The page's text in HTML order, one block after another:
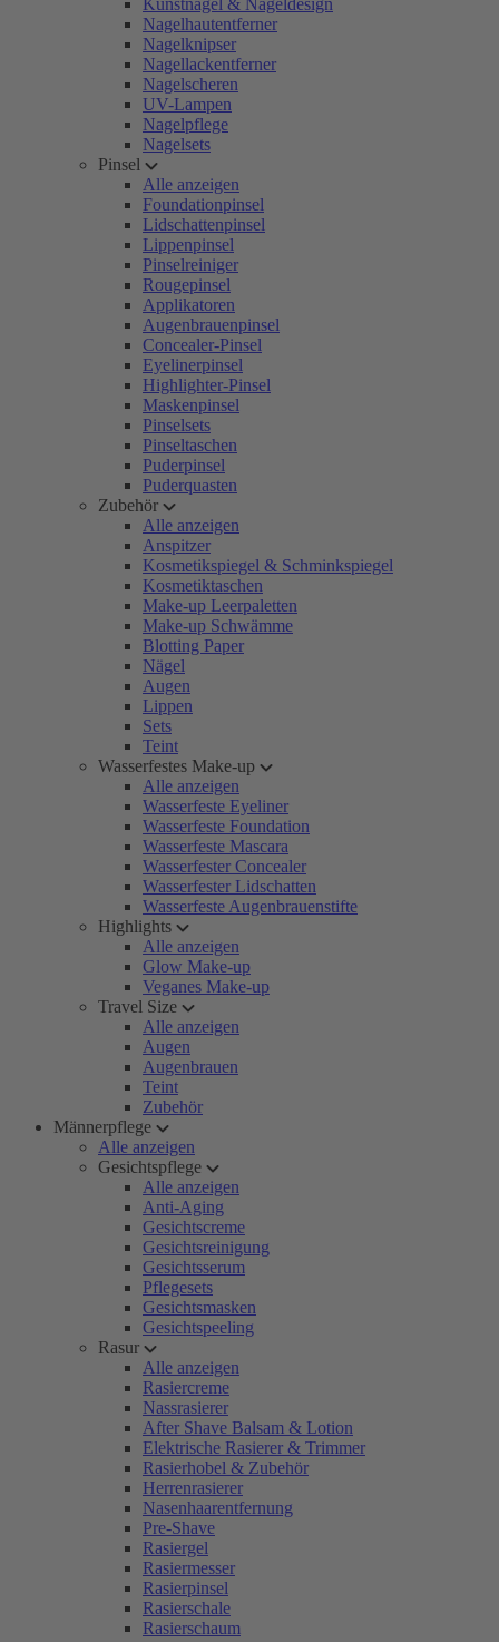
Kunstnägel & Nageldesign
Nagelhautentferner
Nagelknipser
Nagellackentferner
Nagelscheren
UV-Lampen
Nagelpflege
Nagelsets
Pinsel
Alle anzeigen
Foundationpinsel
Lidschattenpinsel
Lippenpinsel
Pinselreiniger
Rougepinsel
Applikatoren
Augenbrauenpinsel
Concealer-Pinsel
Eyelinerpinsel
Highlighter-Pinsel
Maskenpinsel
Pinselsets
Pinseltaschen
Puderpinsel
Puderquasten
Zubehör
Alle anzeigen
Anspitzer
Kosmetikspiegel & Schminkspiegel
Kosmetiktaschen
Make-up Leerpaletten
Make-up Schwämme
Blotting Paper
Nägel
Augen
Lippen
Sets
Teint
Wasserfestes Make-up
Alle anzeigen
Wasserfeste Eyeliner
Wasserfeste Foundation
Wasserfeste Mascara
Wasserfester Concealer
Wasserfester Lidschatten
Wasserfeste Augenbrauenstifte
Highlights
Alle anzeigen
Glow Make-up
Veganes Make-up
Travel Size
Alle anzeigen
Augen
Augenbrauen
Teint
Zubehör
Männerpflege
Alle anzeigen
Gesichtspflege
Alle anzeigen
Anti-Aging
Gesichtscreme
Gesichtsreinigung
Gesichtsserum
Pflegesets
Gesichtsmasken
Gesichtspeeling
Rasur
Alle anzeigen
Rasiercreme
Nassrasierer
After Shave Balsam & Lotion
Elektrische Rasierer & Trimmer
Rasierhobel & Zubehör
Herrenrasierer
Nasenhaarentfernung
Pre-Shave
Rasiergel
Rasiermesser
Rasierpinsel
Rasierschale
Rasierschaum